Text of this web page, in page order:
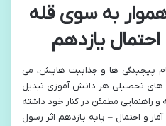
به سوی قله
یازدهم
پیچیدگی ها و جذابیت هایش، می
های تحصیلی هر دانش آموزی تبدیل
راهنمایی مطمئن در کنار خود داشته
و احتمال – پایه یازدهم اثر رسول